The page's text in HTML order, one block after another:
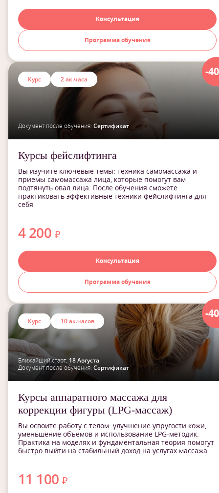
Консультация
Программа обучения
-
Курс 2 ак.часа
Документ после обучения: Сертификат
Курсы фейслифтинга
Вы изучите ключевые темы: техника самомассажа и
приемы самомассажа лица, которые помогут вам
подтянуть овал лица. После обучения сможете
практиковать эффективные техники фейслифтинга для
себя
4 200 ₽
Консультация
Программа обучения
-
Курс 10 ак.часов
Ближайший старт: 18 Августа
Документ после обучения: Сертификат
Курсы аппаратного массажа для
коррекции фигуры (LPG-массаж)
Вы освоите работу с телом: улучшение упругости кожи,
уменьшение объемов и использование LPG-методик.
Практика на моделях и фундаментальная теория помогут
быстро выйти на стабильный доход на услугах массажа
11 100₽